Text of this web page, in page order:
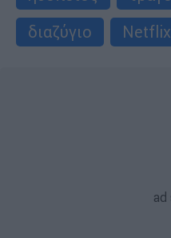
διαζύγιο
Netflix